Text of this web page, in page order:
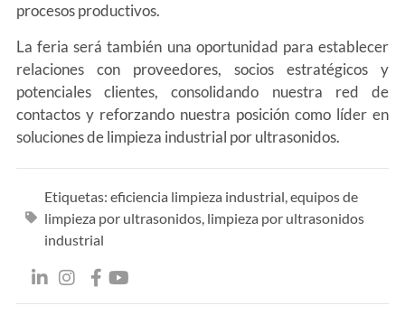
procesos productivos.
La feria será también una oportunidad para establecer
relaciones con proveedores, socios estratégicos y
potenciales clientes, consolidando nuestra red de
contactos y reforzando nuestra posición como líder en
soluciones de limpieza industrial por ultrasonidos.
Etiquetas: eficiencia limpieza industrial equipos de
limpieza por ultrasonidos, limpieza por ultrasonidos
industrial